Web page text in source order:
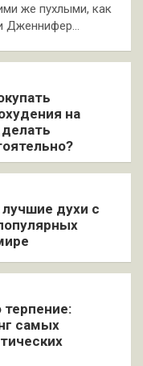
же пухлыми, как
Дженнифер…
на
духи с
терпение:
самых